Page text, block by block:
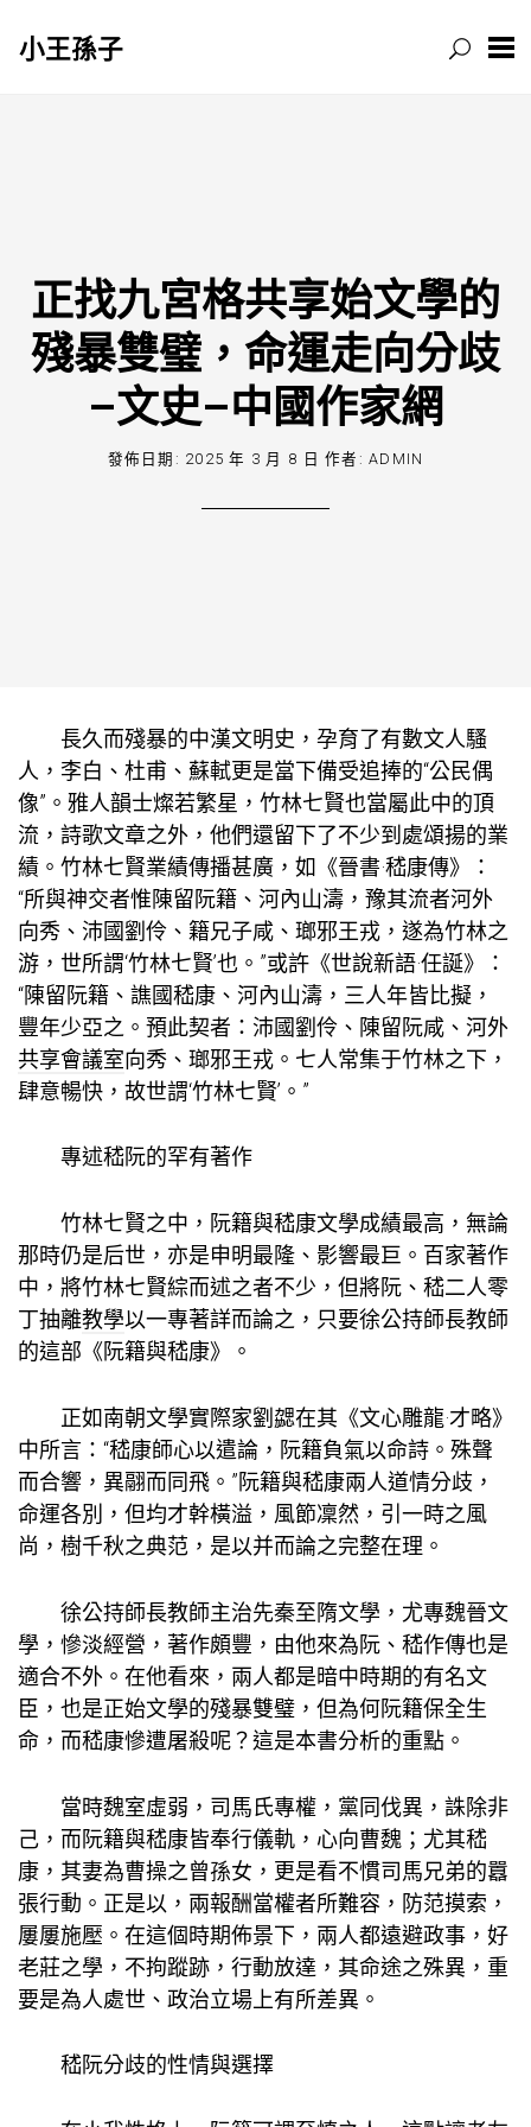
小王孫子
正找九宮格共享始文學的
殘暴雙璧，命運走向分歧
–文史–中國作家網
發佈日期: 2025 年 3 月 8 日 作者:ADMIN
長久而殘暴的中漢文明史，孕育了有數文人騷
人，李白、杜甫、蘇軾更是當下備受追捧的“公民偶
像”。雅人韻士燦若繁星，竹林七賢也當屬此中的頂
流，詩歌文章之外，他們還留下了不少到處頌揚的業
績。竹林七賢業績傳播甚廣，如《晉書·嵇康傳》：
“所與神交者惟陳留阮籍、河內山濤，豫其流者河外
向秀、沛國劉伶、籍兄子咸、瑯邪王戎，遂為竹林之
游，世所謂‘竹林七賢’也。”或許《世說新語·任誕》：
“陳留阮籍、譙國嵇康、河內山濤，三人年皆比擬，
豐年少亞之。預此契者：沛國劉伶、陳留阮咸、河外
共享會議室向秀、瑯邪王戎。七人常集于竹林之下，
肆意暢快，故世謂‘竹林七賢’。”
專述嵇阮的罕有著作
竹林七賢之中，阮籍與嵇康文學成績最高，無論
那時仍是后世，亦是申明最隆、影響最巨。百家著作
中，將竹林七賢綜而述之者不少，但將阮、嵇二人零
丁抽離教學以一專著詳而論之，只要徐公持師長教師
的這部《阮籍與嵇康》。
正如南朝文學實際家劉勰在其《文心雕龍·才略》
中所言：“嵇康師心以遣論，阮籍負氣以命詩。殊聲
而合響，異翮而同飛。”阮籍與嵇康兩人道情分歧，
命運各別，但均才幹橫溢，風節凜然，引一時之風
尚，樹千秋之典范，是以并而論之完整在理。
徐公持師長教師主治先秦至隋文學，尤專魏晉文
學，慘淡經營，著作頗豐，由他來為阮、嵇作傳也是
適合不外。在他看來，兩人都是暗中時期的有名文
臣，也是正始文學的殘暴雙璧，但為何阮籍保全生
命，而嵇康慘遭屠殺呢？這是本書分析的重點。
當時魏室虛弱，司馬氏專權，黨同伐異，誅除非
己，而阮籍與嵇康皆奉行儀軌，心向曹魏；尤其嵇
康，其妻為曹操之曾孫女，更是看不慣司馬兄弟的囂
張行動。正是以，兩報酬當權者所難容，防范摸索，
屢屢施壓。在這個時期佈景下，兩人都遠避政事，好
老莊之學，不拘蹤跡，行動放達，其命途之殊異，重
要是為人處世、政治立場上有所差異。
嵇阮分歧的性情與選擇